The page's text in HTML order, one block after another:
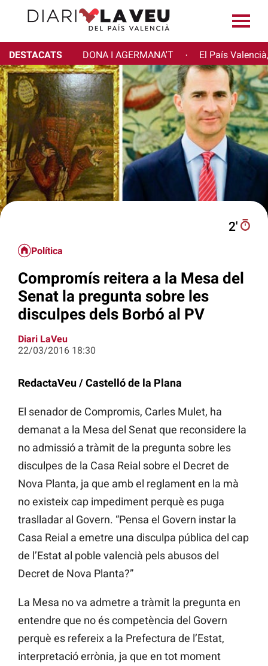
DESTACATS DONA I AGERMANA'T · El País
2′
Política
Compromís reitera a la Mesa del
Senat la pregunta sobre les
disculpes dels Borbó al PV
Diari LaVeu
22/03/2016 18:30
RedactaVeu / Castelló de la Plana
El senador de Compromis, Carles Mulet, ha
demanat a la Mesa del Senat que reconsidere la
no admissió a tràmit de la pregunta sobre les
disculpes de la Casa Reial sobre el Decret de
Nova Planta, ja que amb el reglament en la mà
no existeix cap impediment perquè es puga
traslladar al Govern. “Pensa el Govern instar la
Casa Reial a emetre una disculpa pública del cap
de l’Estat al poble valencià pels abusos del
Decret de Nova Planta?”
La Mesa no va admetre a tràmit la pregunta en
entendre que no és competència del Govern
perquè es refereix a la Prefectura de l’Estat,
interpretació errònia, ja que en tot moment